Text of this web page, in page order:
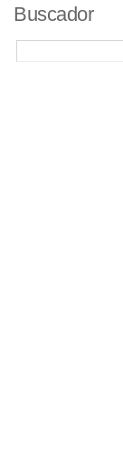
Buscador